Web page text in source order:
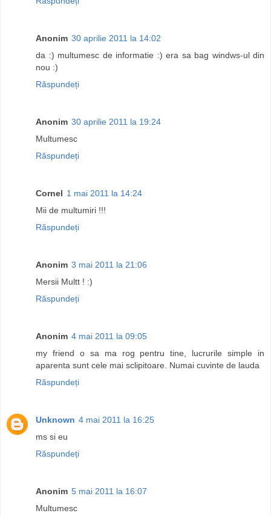
Anonim 30 aprilie 2011 la 14:02
da :) multumesc de informatie :) era sa bag windws-ul din
nou :)
Răspundeți
Anonim 30 aprilie 2011 la 19:24
Multumesc
Răspundeți
Cornel 1 mai 2011 la 14:24
Mii de multumiri !!!
Răspundeți
Anonim 3 mai 2011 la 21:06
Mersii Multt ! :)
Răspundeți
Anonim 4 mai 2011 la 09:05
my friend o sa ma rog pentru tine, lucrurile simple in
aparenta sunt cele mai sclipitoare. Numai cuvinte de lauda
Răspundeți
Unknown 4 mai 2011 la 16:25
ms si eu
Răspundeți
Anonim 5 mai 2011 la 16:07
Multumesc